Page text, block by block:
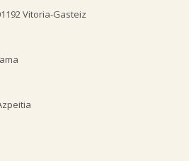
Vitoria-Gasteiz